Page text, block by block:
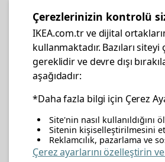
İş yeri mobilya ve
alışverişleriniz IKEA
ile daha hesaplı.
facebooktwitter
Çerezlerinizin kontrolü
IKEA.com.tr ve dijital
kullanmaktadır. Bazıları
gereklidir ve devre dışı
aşağıdadır:
*Daha fazla bilgi için Çerez
Site'nin nasıl kullanıldığını
Sitenin kişiselleştirilmesini
Reklamcılık, pazarlama ve
Çerez ayarlarını özelleştirin